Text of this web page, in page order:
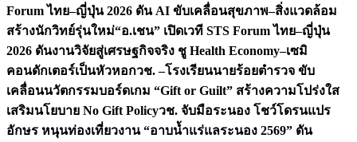
Forum ไทย–ญี่ปุ่น 2026 ดัน AI ขับเคลื่อนสุขภาพ–สิ่งแวดล้อม
สร้างนักวิทย์รุ่นใหม่“อ.เชน” เปิดเวที STS Forum ไทย–ญี่ปุ่น
2026 ดันงานวิจัยสู่เศรษฐกิจจริง ชู Health Economy–เซมิ
คอนดักเตอร์เป็นหัวหอกวช. –โรงเรียนนายร้อยตำรวจ ขับ
เคลื่อนนวัตกรรมบอร์ดเกม “Gift or Guilt” สร้างความโปร่งใส
เสริมนโยบาย No Gift Policyวช. จับมือระนอง โชว์โดรนแปร
อักษร หนุนท่องเที่ยวงาน “อาบน้ำแร่แลระนอง 2569” ดัน